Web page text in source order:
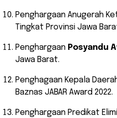
Penghargaan Anugerah
Tingkat Provinsi Jawa
Penghargaan Posyandu
Jawa Barat.
Penghagaan Kepala
Baznas JABAR Award 2022.
Penghargaan Predikat